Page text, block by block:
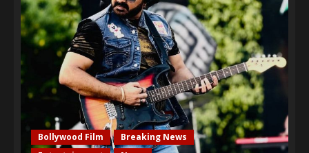
Bollywood Film
Breaking News